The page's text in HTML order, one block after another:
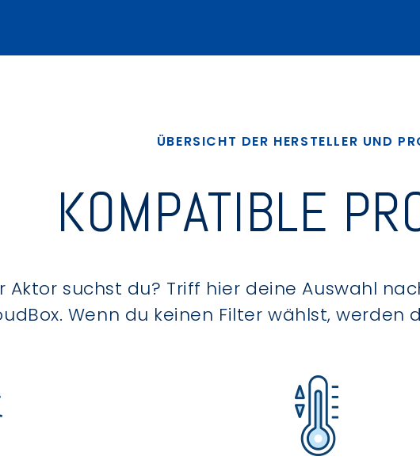
ÜBERSICHT DER HERSTELLER UND
KOMPATIBLE
Aktor suchst du? Triff hier deine Auswahl
Wenn du keinen Filter wählst, werden